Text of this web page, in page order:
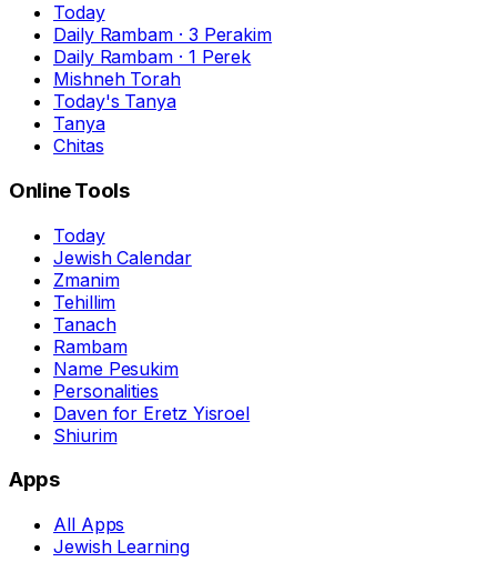
Today
Daily Rambam · 3 Perakim
Daily Rambam · 1 Perek
Mishneh Torah
Today's Tanya
Tanya
Chitas
Online Tools
Today
Jewish Calendar
Zmanim
Tehillim
Tanach
Rambam
Name Pesukim
Personalities
Daven for Eretz Yisroel
Shiurim
Apps
All Apps
Jewish Learning